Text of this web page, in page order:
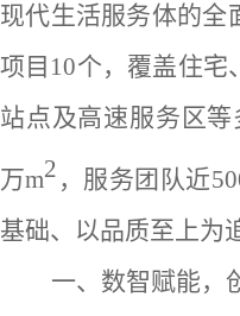
现代生活服务体的全
项目 10个，覆盖住宅
站点及高速服务区等
万m2 ，服务团队近
基础、以品质至上为
一、 数智赋能，